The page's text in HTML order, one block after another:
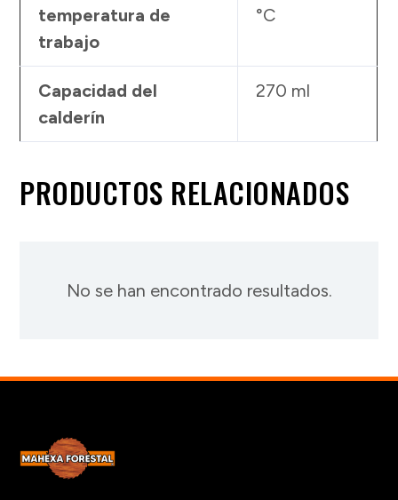
temperatura de
trabajo
°C
Capacidad del
calderín
270 ml
PRODUCTOS RELACIONADOS
No se han encontrado resultados.